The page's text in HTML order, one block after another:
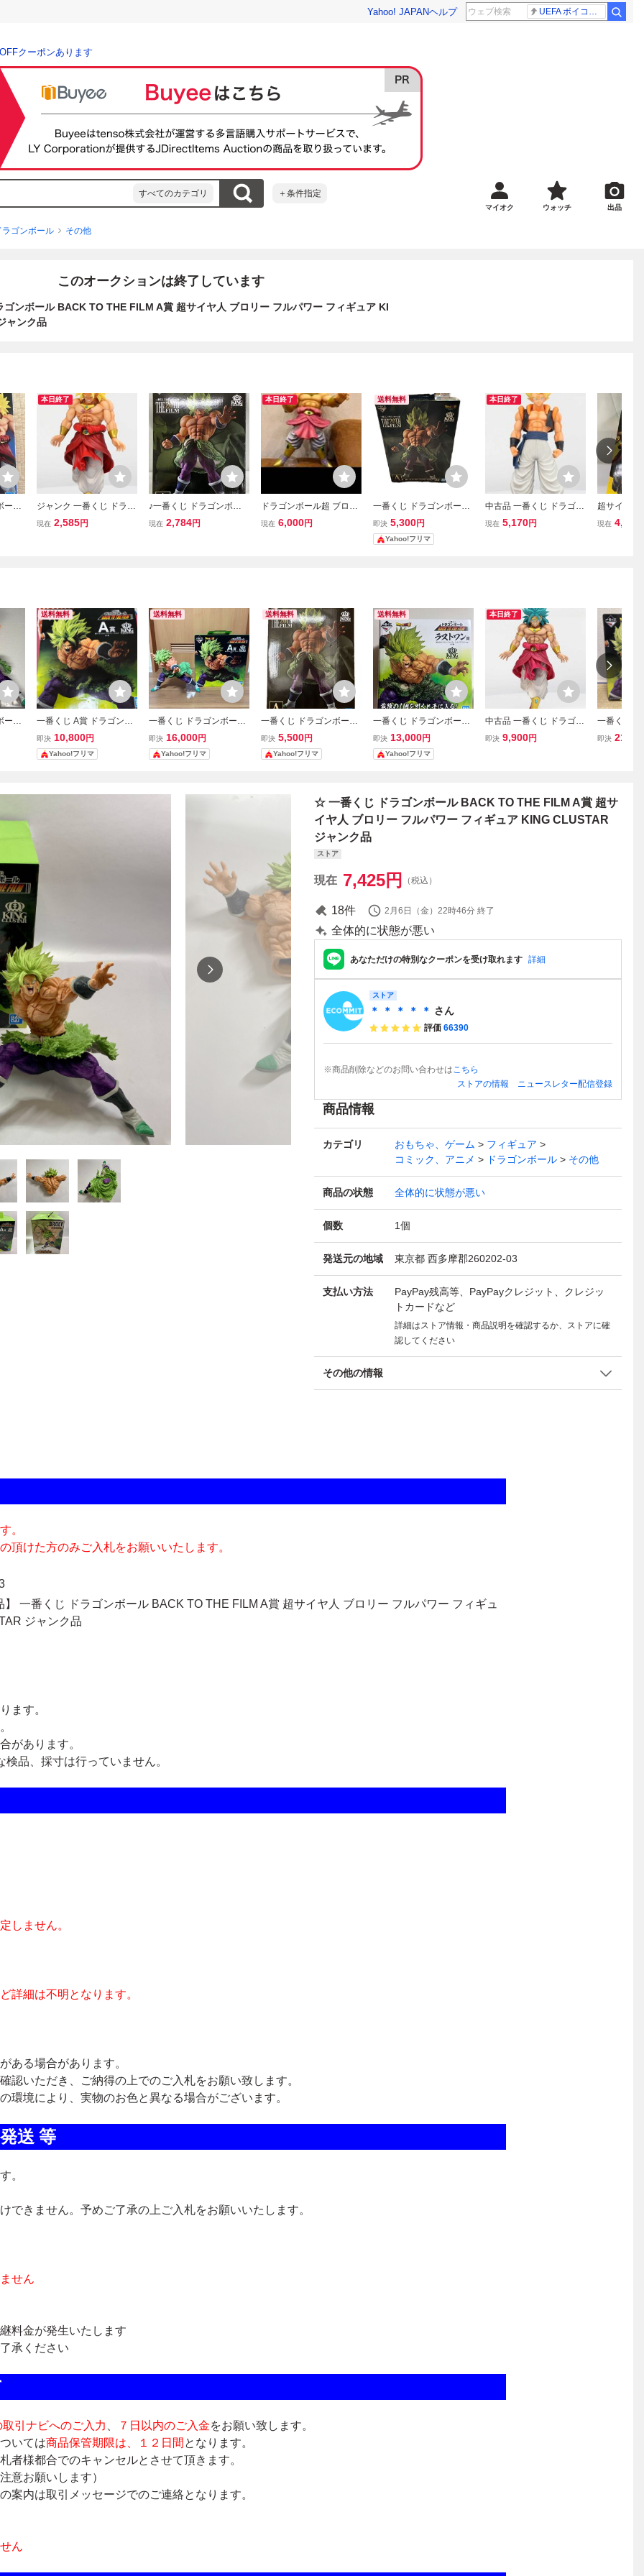
Yahoo! JAPANヘルプ UEFA ボイコット継続
クーポンあります
すべてのカテゴリ ＋条件指定
マイオク ウォッチ 出品
ラゴンボール その他
このオークションは終了しています
ンボール BACK TO THE FILM A賞 超サイヤ人 ブロリー フルパワー フィギュア KI
ャンク品
ール
本日終了
ジャンク 一番くじ ドラゴ
ンボール BACK TO THE F
現在 2,585円
♪一番くじ ドラゴンボー
ル超 THE 20TH FILM A賞
現在 2,784円
本日終了
ドラゴンボール超 ブロリ
ー フィギュア 超サイヤ人
現在 6,000円
送料無料
一番くじ ドラゴンボール
超 THE 20TH FILM A賞 超
サイヤ人ブロリーフルパ
ワーフィギュア
即決 5,300円
Yahoo!フリマ
本日終了
中古品 一番くじ ドラゴン
ボール BACK TO THE FIL
現在 5,170円
超サイヤ人
「一番くじ
現在 4,686
ール
送料無料
一番くじ A賞 ドラゴンボ
ール ブロリー 超サイヤ人
ブロリーフルパワー BAC
K TO THE FILM フィギュ
即決 10,800円
Yahoo!フリマ
送料無料
一番くじ ドラゴンボール
BACK TO THE FILM A賞
超サイヤ人ブロリーフル
パワー フィギュア
即決 16,000円
Yahoo!フリマ
送料無料
一番くじ ドラゴンボール
超 THE 20TH FILM A賞 超
サイヤ人ブロリーフルパ
ワーフィギュア
即決 5,500円
Yahoo!フリマ
送料無料
一番くじ ドラゴンボール
BACK TO THE FILM ラス
トワン賞 超サイヤ人ブロ
リーフルパワー フィギュ
即決 13,000円
Yahoo!フリマ
本日終了
中古品 一番くじ ドラゴン
ボール BACK TO THE FIL
即決 9,900円
一番くじ A
ブロリー
即決
☆ 一番くじ ドラゴンボール BACK TO THE FILM A賞 超サ
イヤ人 ブロリー フルパワー フィギュア KING CLUSTAR
ジャンク品
ストア
現在 7,425円 （税込）
18件 2月6日（金）22時46分 終了
全体的に状態が悪い
あなただけの特別なクーポンを受け取れます 詳細
ストア
＊ ＊ ＊ ＊ ＊ さん
評価 66390
※商品削除などのお問い合わせはこちら
ストアの情報
ニュースレター配信登録
商品情報
カテゴリ おもちゃ、ゲーム
フィギュア
コミック、アニメ
ドラゴンボール その他
商品の状態 全体的に状態が悪い
個数 1個
発送元の地域 東京都 西多摩郡260202-03
支払い方法
PayPay残高等、PayPayクレジット、クレジッ
トカードなど
詳細はストア情報・商品説明を確認するか、ストアに確
認してください
その他の情報